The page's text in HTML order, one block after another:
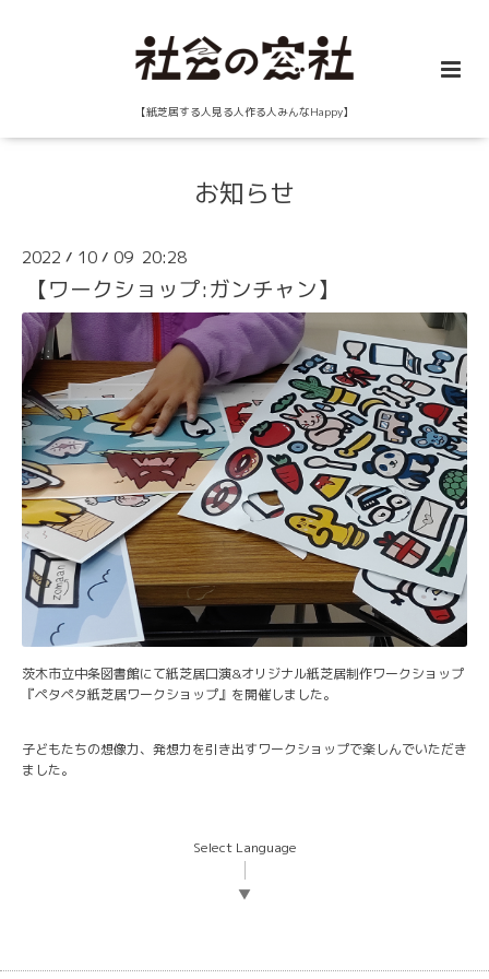
【紙芝居する人見る人作る人みんなHappy】
お知らせ
2022 / 10 / 09 20:28
【ワークショップ:ガンチャン】
茨木市立中条図書館にて紙芝居口演&オリジナル紙芝居制作ワークショップ
『ペタペタ紙芝居ワークショップ』を開催しました。
子どもたちの想像力、発想力を引き出すワークショップで楽しんでいただき
ました。
Select Language
▼